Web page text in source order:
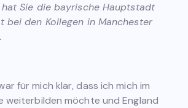
Sie die bayrische Hauptstadt
bei den Kollegen in Manchester
für mich klar, dass ich mich im
weiterbilden möchte und England